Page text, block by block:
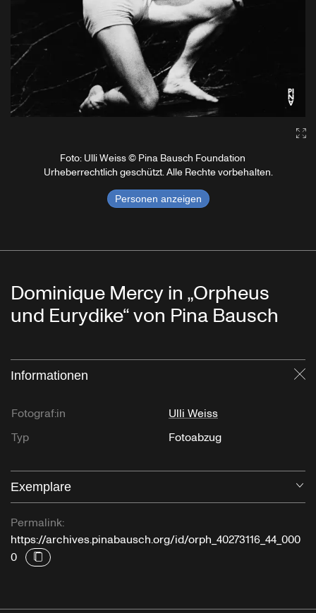
Foto: Ulli Weiss © Pina Bausch Foundation
Urheberrechtlich geschützt. Alle Rechte vorbehalten.
Personen anzeigen
Dominique Mercy in „Orpheus
und Eurydike“ von Pina Bausch
Informationen
Fotograf:in
Ulli Weiss
Typ
Fotoabzug
Exemplare
Permalink:
https://archives.pinabausch.org/id/orph_40273116_44_000
0